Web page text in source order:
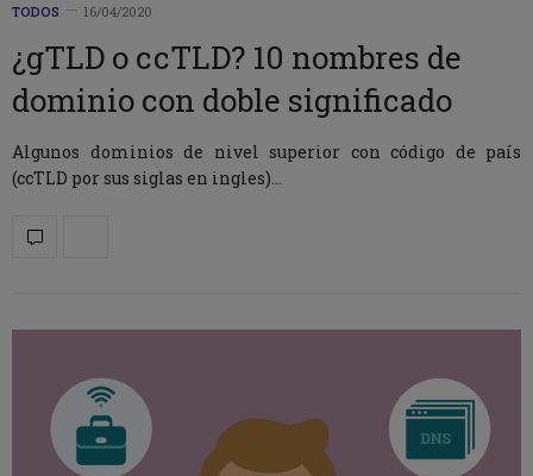
TODOS 16/04/2020
¿gTLD o ccTLD? 10 nombres de
dominio con doble significado
Algunos dominios de nivel superior con código de país
(ccTLD por sus siglas en ingles)…